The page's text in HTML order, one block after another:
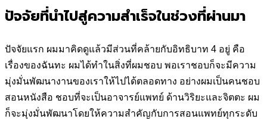
ปัจจัยที่นำไปสู่ความสำเร็จในช่วงที่ผ่านมา
ปัจจัยแรก ผมมาคิดดูแล้วมีส่วนที่คล้ายกับอิทธิบาท 4 อยู่ คือ
เรื่องของฉันทะ ผมได้ทำในสิ่งที่ผมชอบ พอเราชอบก็จะมีความ
มุ่งมั่นพัฒนางานของเราให้ไปได้ตลอดทาง อย่างผมเป็นคนชอบ
สอนหนังสือ ชอบที่จะเป็นอาจารย์แพทย์ ด้านวิริยะและจิตตะ ผม
ก็จะมุ่งมั่นพัฒนาโดยให้ความสำคัญกับการสอนแพทย์ทุกระดับ